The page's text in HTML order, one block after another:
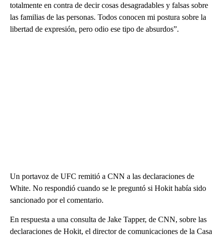
totalmente en contra de decir cosas desagradables y falsas sobre
las familias de las personas. Todos conocen mi postura sobre la
libertad de expresión, pero odio ese tipo de absurdos”.
Un portavoz de UFC remitió a CNN a las declaraciones de
White. No respondió cuando se le preguntó si Hokit había sido
sancionado por el comentario.
En respuesta a una consulta de Jake Tapper, de CNN, sobre las
declaraciones de Hokit, el director de comunicaciones de la Casa